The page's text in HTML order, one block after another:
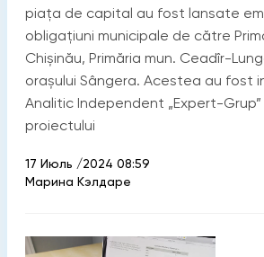
piața de capital au fost lansate
obligațiuni municipale de către
Chișinău, Primăria mun. Ceadîr-
orașului Sângera. Acestea au fost
Analitic Independent „Expert-Grup”
proiectului
17 Июль /2024 08:59
Марина Кэлдаре